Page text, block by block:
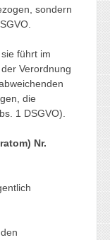
sondern
führt im
Verordnung
die
1 DSGVO).
Nr.